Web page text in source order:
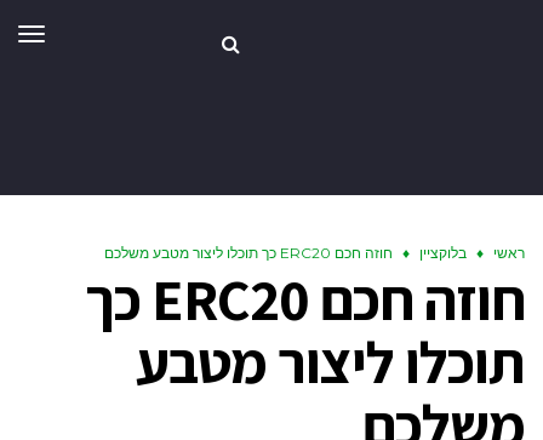
ראשי ♦ בלוקציין ♦ חוזה חכם ERC20 כך תוכלו ליצור מטבע משלכם
חוזה חכם ERC20 כך
תוכלו ליצור מטבע